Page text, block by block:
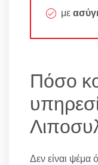
με
Πόσο
Δεν είναι ψέμα